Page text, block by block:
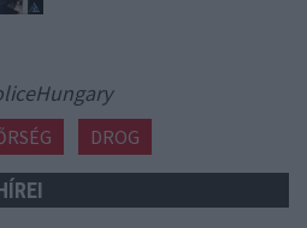
DROG